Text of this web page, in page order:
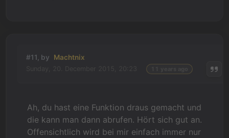
#11, by Machtnix
Ah, du hast eine Funktion draus gemacht und
die kann man dann abrufen. Hört sich gut an.
Offensichtlich wird bei mir einfach immer nur